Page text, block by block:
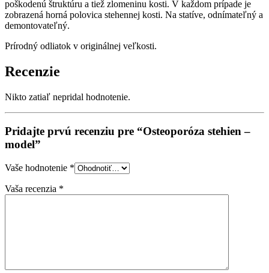
poškodenú štruktúru a tiež zlomeninu kosti. V každom prípade je
zobrazená horná polovica stehennej kosti. Na statíve, odnímateľný a
demontovateľný.
Prírodný odliatok v originálnej veľkosti.
Recenzie
Nikto zatiaľ nepridal hodnotenie.
Pridajte prvú recenziu pre “Osteoporóza stehien –
model”
Vaše hodnotenie *
Vaša recenzia *